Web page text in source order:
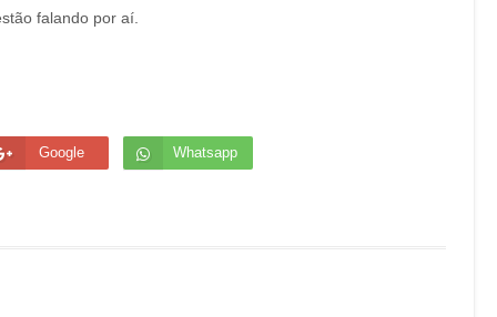
falando por aí.
Google Whatsapp